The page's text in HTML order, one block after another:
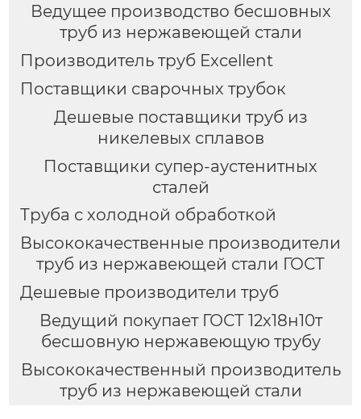
Ведущее производство бесшовных
труб из нержавеющей стали
Производитель труб Excellent
Поставщики сварочных трубок
Дешевые поставщики труб из
никелевых сплавов
Поставщики супер-аустенитных
сталей
Труба с холодной обработкой
Высококачественные производители
труб из нержавеющей стали ГОСТ
Дешевые производители труб
Ведущий покупает ГОСТ 12х18н10т
бесшовную нержавеющую трубу
Высококачественный производитель
труб из нержавеющей стали